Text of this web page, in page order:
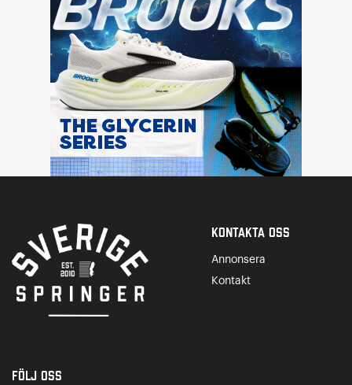
Kontakta Oss
Annonsera
Kontakt
Följ oss